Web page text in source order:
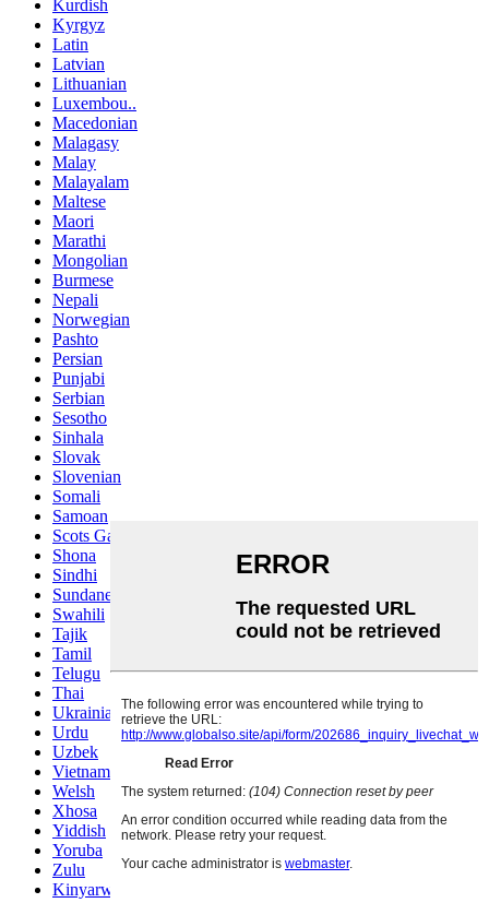
Kurdish
Kyrgyz
Latin
Latvian
Lithuanian
Luxembou..
Macedonian
Malagasy
Malay
Malayalam
Maltese
Maori
Marathi
Mongolian
Burmese
Nepali
Norwegian
Pashto
Persian
Punjabi
Serbian
Sesotho
Sinhala
Slovak
Slovenian
Somali
Samoan
Scots Gaelic
Shona
Sindhi
Sundanese
Swahili
Tajik
Tamil
Telugu
Thai
Ukrainian
Urdu
Uzbek
Vietnamese
Welsh
Xhosa
Yiddish
Yoruba
Zulu
Kinyarwanda